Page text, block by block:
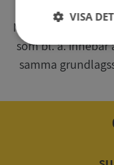
Syna har för
Myndigheten för
som bl. a.
samma
VISA
Strikt
nödvändigt